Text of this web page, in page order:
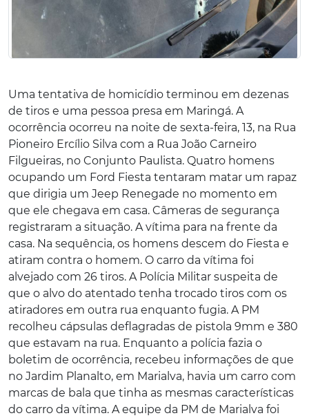
Uma tentativa de homicídio terminou em dezenas
de tiros e uma pessoa presa em Maringá. A
ocorrência ocorreu na noite de sexta-feira, 13, na Rua
Pioneiro Ercílio Silva com a Rua João Carneiro
Filgueiras, no Conjunto Paulista. Quatro homens
ocupando um Ford Fiesta tentaram matar um rapaz
que dirigia um Jeep Renegade no momento em
que ele chegava em casa. Câmeras de segurança
registraram a situação. A vítima para na frente da
casa. Na sequência, os homens descem do Fiesta e
atiram contra o homem. O carro da vítima foi
alvejado com 26 tiros. A Polícia Militar suspeita de
que o alvo do atentado tenha trocado tiros com os
atiradores em outra rua enquanto fugia. A PM
recolheu cápsulas deflagradas de pistola 9mm e 380
que estavam na rua. Enquanto a polícia fazia o
boletim de ocorrência, recebeu informações de que
no Jardim Planalto, em Marialva, havia um carro com
marcas de bala que tinha as mesmas características
do carro da vítima. A equipe da PM de Marialva foi